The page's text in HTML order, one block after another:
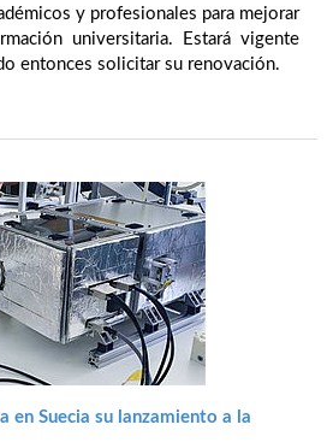
y profesionales para mejorar
universitaria. Estará vigente
entonces solicitar su renovación.
en Suecia su lanzamiento a la